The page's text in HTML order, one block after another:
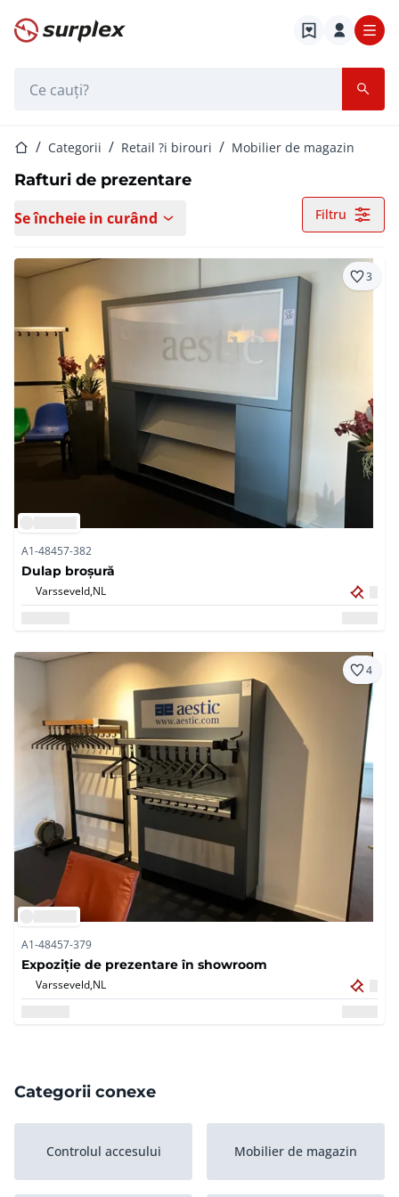
Pagina de start
Pagina de start
Categorii Retail ?i birouri Mobilier de magazin
Rafturi de prezentare
Se încheie in curând Filtru
3
A1-48457-382
Dulap broșură
Varsseveld,NL
4
A1-48457-379
Expoziție de prezentare în showroom
Varsseveld,NL
Categorii conexe
Controlul accesului Mobilier de magazin